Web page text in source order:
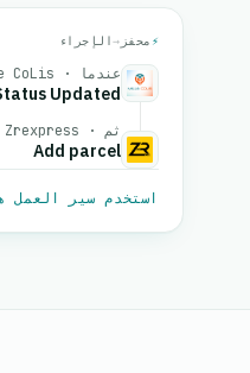
⚡ محفز →الإجراء
عندما · Mille CoLis
Updated
ثم · Zrexpress
Add parcel
استخدم سير العمل